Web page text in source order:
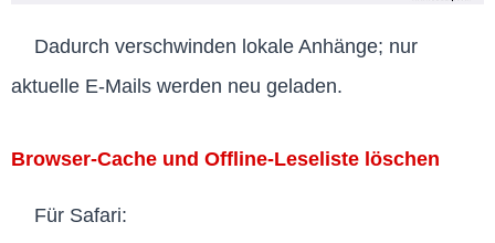
Dadurch verschwinden lokale Anhänge; nur
aktuelle E-Mails werden neu geladen.
Browser-Cache und Offline-Leseliste löschen
Für Safari: